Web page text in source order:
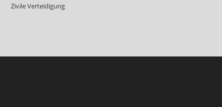
Zivile Verteidigung